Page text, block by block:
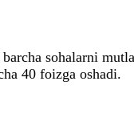
sohalarni
40 foizga oshadi.